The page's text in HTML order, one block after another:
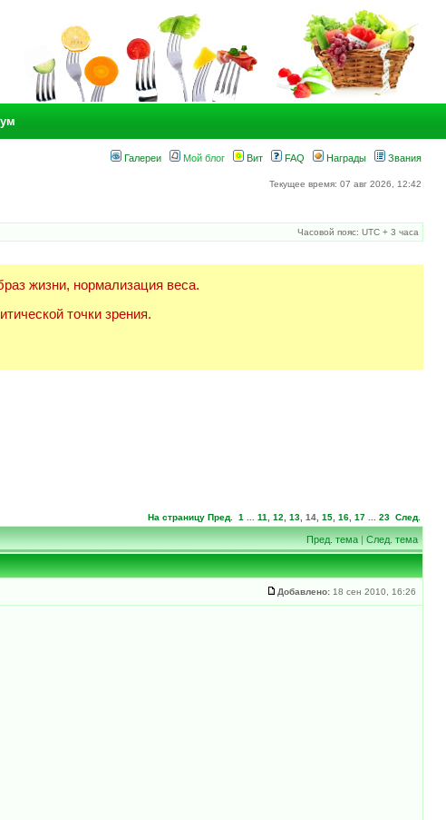
Галереи Мой блог Вит FAQ Награды Звания
Текущее время: 07 авг 2026, 12:42
Часовой пояс: UTC + 3 часа
жизни, нормализация веса.
точки зрения.
На страницу Пред. 1 11 12 13 14 15 16 17 23 След.
Пред. тема|След. тема
Добавлено: 18 сен 2010, 16:26